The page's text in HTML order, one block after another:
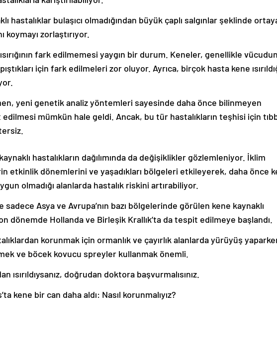
hastalıklar bulaşıcı olmadığından büyük çaplı salgınlar şeklinde
koymayı zorlaştırıyor.
fark edilmemesi yaygın bir durum. Keneler, genellikle vücudun
için fark edilmeleri zor oluyor. Ayrıca, birçok hasta kene
yeni genetik analiz yöntemleri sayesinde daha önce bilinmeyen
mümkün hale geldi. Ancak, bu tür hastalıkların teşhisi için
hastalıkların dağılımında da değişiklikler gözlemleniyor. İklim
etkinlik dönemlerini ve yaşadıkları bölgeleri etkileyerek, daha önce
olmadığı alanlarda hastalık riskini artırabiliyor.
sadece Asya ve Avrupa’nın bazı bölgelerinde görülen kene kaynaklı
dönemde Hollanda ve Birleşik Krallık’ta da tespit edilmeye başlandı.
korunmak için ormanlık ve çayırlık alanlarda yürüyüş
ve böcek kovucu spreyler kullanmak önemli.
ısırıldıysanız, doğrudan doktora başvurmalısınız.
kene bir can daha aldı: Nasıl korunmalıyız?